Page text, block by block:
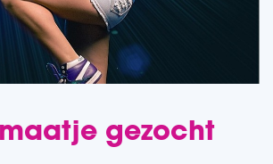
gezocht